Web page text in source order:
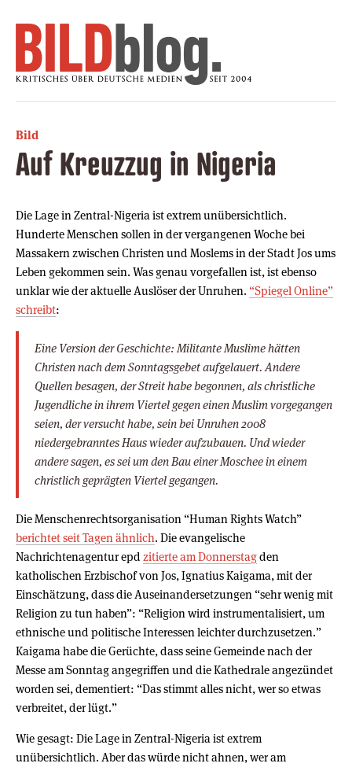
Bild
Auf Kreuzzug in Nigeria
Die Lage in Zentral-Nigeria ist extrem unübersichtlich.
Hunderte Menschen sollen in der vergangenen Woche bei
Massakern zwischen Christen und Moslems in der Stadt Jos ums
Leben gekommen sein. Was genau vorgefallen ist, ist ebenso
unklar wie der aktuelle Auslöser der Unruhen. “Spiegel Online”
schreibt:
Eine Version der Geschichte: Militante Muslime hätten
Christen nach dem Sonntagsgebet aufgelauert. Andere
Quellen besagen, der Streit habe begonnen, als christliche
Jugendliche in ihrem Viertel gegen einen Muslim vorgegangen
seien, der versucht habe, sein bei Unruhen 2008
niedergebranntes Haus wieder aufzubauen. Und wieder
andere sagen, es sei um den Bau einer Moschee in einem
christlich geprägten Viertel gegangen.
Die Menschenrechtsorganisation “Human Rights Watch”
berichtet seit Tagen ähnlich. Die evangelische
Nachrichtenagentur epd zitierte am Donnerstagden
katholischen Erzbischof von Jos, Ignatius Kaigama, mit der
Einschätzung, dass die Auseinandersetzungen “sehr wenig mit
Religion zu tun haben”: “Religion wird instrumentalisiert, um
ethnische und politische Interessen leichter durchzusetzen.”
Kaigama habe die Gerüchte, dass seine Gemeinde nach der
Messe am Sonntag angegriffen und die Kathedrale angezündet
worden sei, dementiert: “Das stimmt alles nicht, wer so etwas
verbreitet, der lügt.”
Wie gesagt: Die Lage in Zentral-Nigeria ist extrem
unübersichtlich. Aber das würde nicht ahnen, wer am